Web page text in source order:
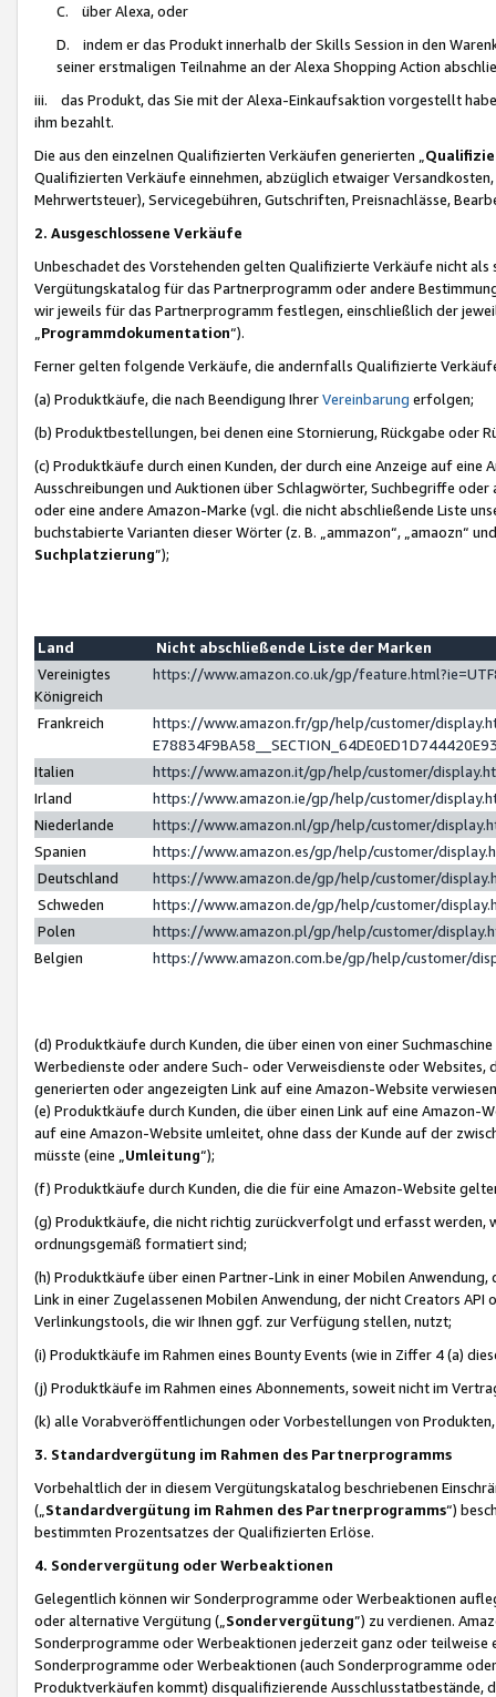
C. über Alexa, oder
D. indem er das Produkt innerhalb der Skills Session in den
seiner erstmaligen Teilnahme an der Alexa Shopping Action
iii. das Produkt, das Sie mit der Alexa-Einkaufsaktion vorgestellt
ihm bezahlt.
Die aus den einzelnen Qualifizierten Verkäufen generierten „
Qualifizierten Verkäufe einnehmen, abzüglich etwaiger
Mehrwertsteuer), Servicegebühren, Gutschriften, Preisnachlässe,
2. Ausgeschlossene Verkäufe
Unbeschadet des Vorstehenden gelten Qualifizierte Verkäufe nicht
Vergütungskatalog für das Partnerprogramm oder andere
wir jeweils für das Partnerprogramm festlegen, einschließlich der
Programmdokumentation“).
Ferner gelten folgende Verkäufe, die andernfalls Qualifizierte
(a) Produktkäufe, die nach Beendigung IhrerVereinbarung erfolgen;
(b) Produktbestellungen, bei denen eine Stornierung, Rückgabe oder
(c) Produktkäufe durch einen Kunden, der durch eine Anzeige auf
Ausschreibungen und Auktionen über Schlagwörter, Suchbegriffe
oder eine andere Amazon-Marke (vgl. die nicht abschließende Liste
buchstabierte Varianten dieser Wörter (z. B. „ammazon“, „amaozn“
Suchplatzierung”);
Land
Nicht abschließende Liste der Marken
Vereinigtes
Königreich
https://www.amazon.co.uk/gp/
Frankreich
https://www.amazon.fr/gp/help/customer/
Italien
https://www.amazon.it/gp/help/customer/
Irland
https://www.amazon.ie/gp/help/customer/
Niederlande
https://www.amazon.nl/gp/help/customer/
Spanien
https://www.amazon.es/gp/help/customer/
Deutschland
https://www.amazon.de/gp/help/customer/
Schweden
https://www.amazon.de/gp/help/customer/
Polen
https://www.amazon.pl/gp/help/customer/
Belgien
https://www.amazon.com.be/gp/help/customer/
(d) Produktkäufe durch Kunden, die über einen von einer
Werbedienste oder andere Such- oder Verweisdienste oder Websites,
generierten oder angezeigten Link auf eine Amazon-Website
(e) Produktkäufe durch Kunden, die über einen Link auf eine
auf eine Amazon-Website umleitet, ohne dass der Kunde auf der
müsste (eine „ Umleitung“);
(f) Produktkäufe durch Kunden, die die für eine Amazon-Website
(g) Produktkäufe, die nicht richtig zurückverfolgt und erfasst werden,
ordnungsgemäß formatiert sind;
(h) Produktkäufe über einen Partner-Link in einer Mobilen
Link in einer Zugelassenen Mobilen Anwendung, der nicht Creators
Verlinkungstools, die wir Ihnen ggf. zur Verfügung stellen, nutzt;
(i) Produktkäufe im Rahmen eines Bounty Events (wie in Ziffer 4 (a)
(j) Produktkäufe im Rahmen eines Abonnements, soweit nicht im
(k) alle Vorabveröffentlichungen oder Vorbestellungen von
3. Standardvergütung im Rahmen des Partnerprogramms
Vorbehaltlich der in diesem Vergütungskatalog beschriebenen
(„ Standardvergütung im Rahmen des Partnerprogramms“)
bestimmten Prozentsatzes der Qualifizierten Erlöse.
4. Sondervergütung oder Werbeaktionen
Gelegentlich können wir Sonderprogramme oder Werbeaktionen
oder alternative Vergütung („ Sondervergütung”) zu verdienen.
Sonderprogramme oder Werbeaktionen jederzeit ganz oder
Sonderprogramme oder Werbeaktionen (auch Sonderprogramme
Produktverkäufen kommt) disqualifizierende Ausschlusstatbestände,